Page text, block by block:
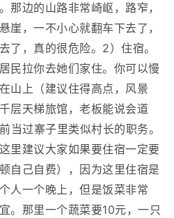
那边的山路非常崎岖，路窄，
崖，一不小心就翻车下去了，
了，真的很危险。2）住宿。
民拉你去她们家住。你可以慢
山上（建议住得高点，风景
层天梯旅馆，老板能说会道
当过寨子里类似村长的职务。
里建议大家如果要住宿一定要
自己自费），因为这里住宿是
人一个晚上，但是饭菜非常
。那里一个蔬菜要10元，一只